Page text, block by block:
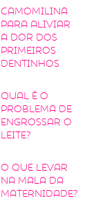
Camomilina
para aliviar
a dor dos
primeiros
dentinhos
Qual é o
problema de
engrossar o
leite?
O que levar
na mala da
maternidade?